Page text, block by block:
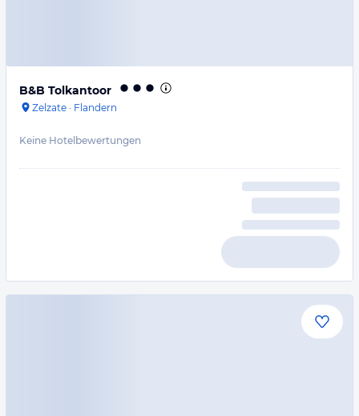
B&B Tolkantoor
Zelzate · Flandern
Keine Hotelbewertungen